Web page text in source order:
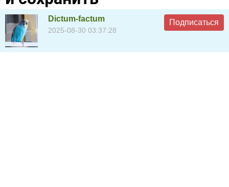
Dictum-factum
2025-08-30 03:37:28
Подписаться